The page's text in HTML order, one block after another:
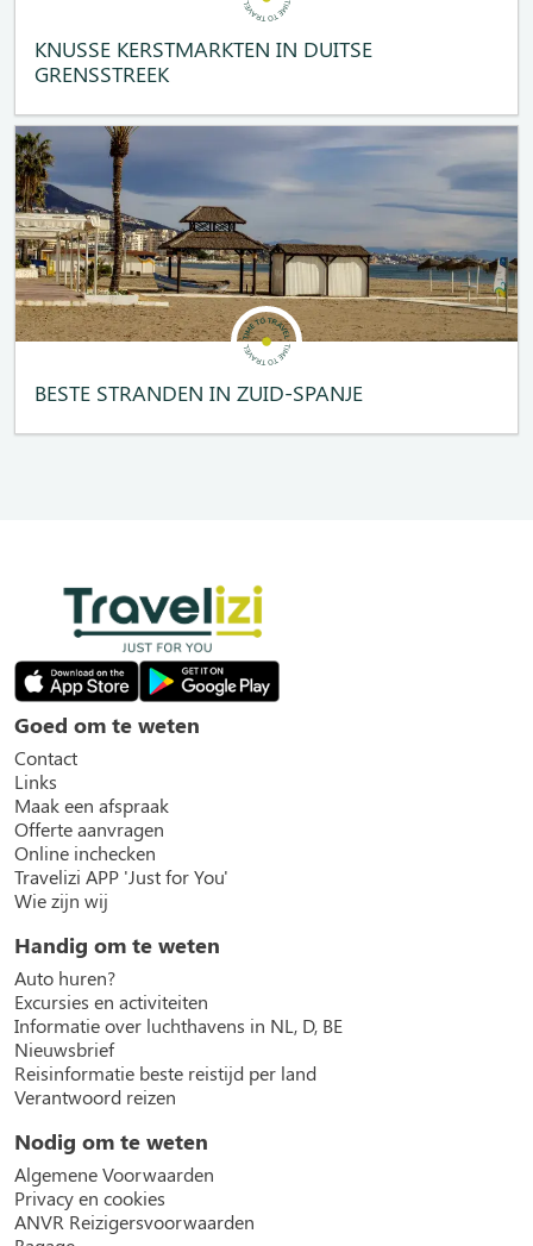
KNUSSE KERSTMARKTEN IN DUITSE
GRENSSTREEK
BESTE STRANDEN IN ZUID-SPANJE
Goed om te weten
Contact
Links
Maak een afspraak
Offerte aanvragen
Online inchecken
Travelizi APP 'Just for You'
Wie zijn wij
Handig om te weten
Auto huren?
Excursies en activiteiten
Informatie over luchthavens in NL, D, BE
Nieuwsbrief
Reisinformatie beste reistijd per land
Verantwoord reizen
Nodig om te weten
Algemene Voorwaarden
Privacy en cookies
ANVR Reizigersvoorwaarden